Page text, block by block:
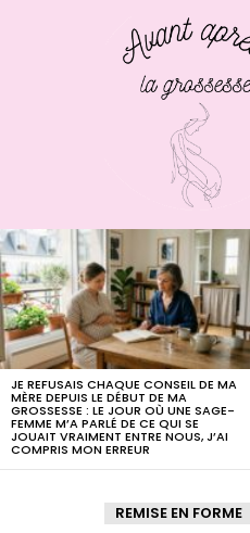
LATEST
STORIES
JE REFUSAIS CHAQUE CONSEIL DE MA
MÈRE DEPUIS LE DÉBUT DE MA
GROSSESSE : LE JOUR OÙ UNE SAGE-
FEMME M’A PARLÉ DE CE QUI SE
JOUAIT VRAIMENT ENTRE NOUS, J’AI
COMPRIS MON ERREUR
REMISE EN FORME